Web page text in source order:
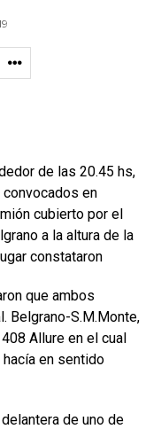
de las 20.45 hs,
en
cubierto por el
a la altura de la
constataron
que ambos
Belgrano-S.M.Monte,
Allure en el cual
en sentido
de uno de